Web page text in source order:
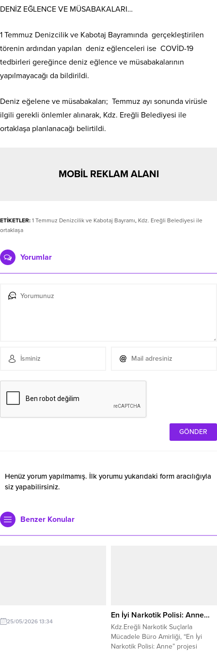
DENİZ EĞLENCE VE MÜSABAKALARI…
1 Temmuz Denizcilik ve Kabotaj Bayramında gerçekleştirilen
törenin ardından yapılan deniz eğlenceleri ise COVİD-19
tedbirleri gereğince deniz eğlence ve müsabakalarının
yapılmayacağı da bildirildi.
Deniz eğelene ve müsabakaları; Temmuz ayı sonunda virüsle
ilgili gerekli önlemler alınarak, Kdz. Ereğli Belediyesi ile
ortaklaşa planlanacağı belirtildi.
MOBİL REKLAM ALANI
ETİKETLER: 1 Temmuz Denizcilik ve Kabotaj Bayramı, Kdz. Ereğli Belediyesi ile
ortaklaşa
Yorumlar
Henüz yorum yapılmamış. İlk yorumu yukarıdaki form aracılığıyla
siz yapabilirsiniz.
Benzer Konular
25/05/2026 13:34
En İyi Narkotik Polisi: Anne…
Kdz.Ereğli Narkotik Suçlarla
Mücadele Büro Amirliği, “En İyi
Narkotik Polisi: Anne” projesi